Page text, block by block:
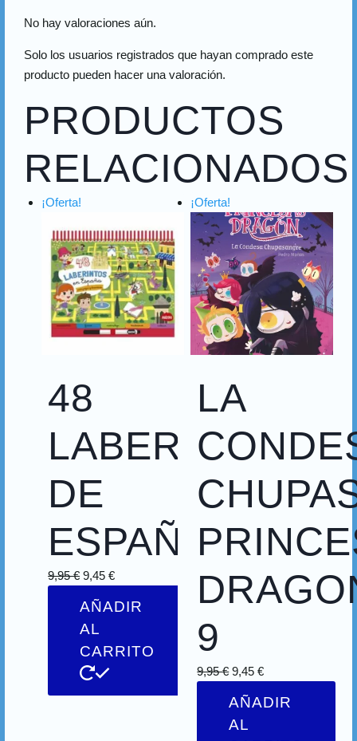
No hay valoraciones aún.
Solo los usuarios registrados que hayan comprado este
producto pueden hacer una valoración.
PRODUCTOS
RELACIONADOS
¡Oferta!
48
LABERINTOS
DE
ESPAÑA
9,95€ 9,45€
AÑADIR
AL
CARRITO
¡Oferta!
LA
9
9,95€ 9,45€
AÑADIR
AL